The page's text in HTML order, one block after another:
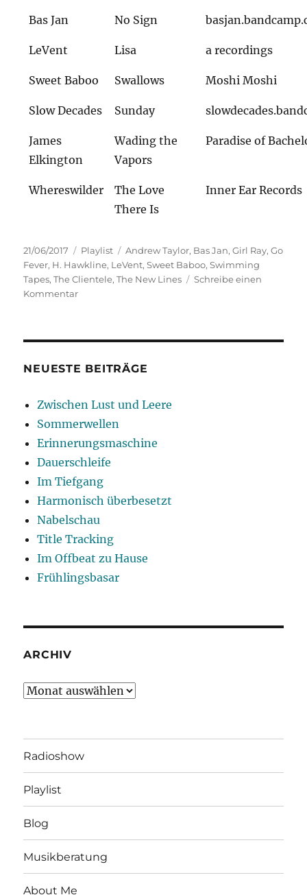
Bas Jan No Sign
LeVent Lisa a recordings
Sweet Baboo Swallows Moshi Moshi
Slow Decades Sunday
James
Elkington
Wading the
Vapors
Paradise of
Whereswilder
The Love
There Is
Inner Ear Records
Veröffentlicht
am
21/06/2017 Kategorien
Playlist Schlagwörter
Andrew Taylor, Bas Jan,Girl Ray,Go
Fever, H. Hawkline, LeVent,Sweet Baboo,Swimming
Tapes,The Clientele,The New Lines
Schreibe einen
Kommentarzu
NEUESTE BEITRÄGE
Zwischen Lust und Leere
Sommerwellen
Erinnerungsmaschine
Dauerschleife
Im Tiefgang
Harmonisch überbesetzt
Nabelschau
Title Tracking
Im Offbeat zu Hause
Frühlingsbasar
ARCHIV
Archiv
Radioshow
Playlist
Blog
Musikberatung
About Me